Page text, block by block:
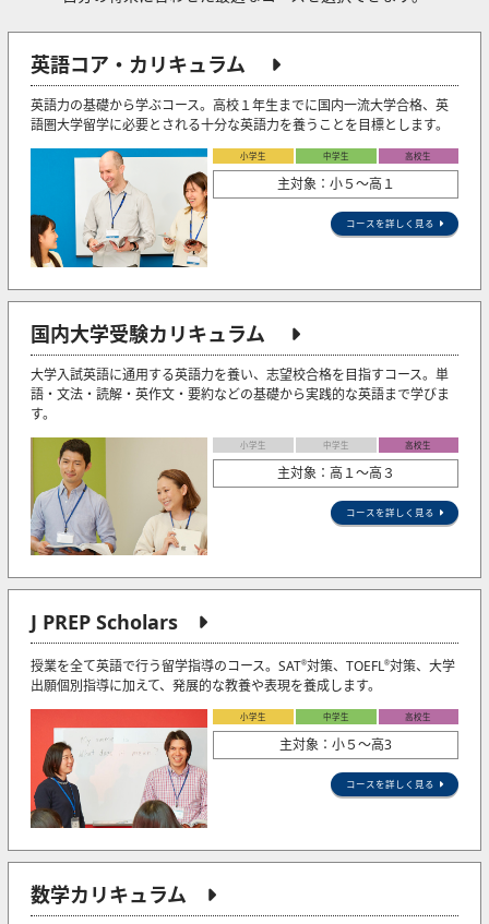
英語コア・カリキュラム
英語力の基礎から学ぶコース。高校１年生までに国内一流大学合格、英
語圏大学留学に必要とされる十分な英語力を養うことを目標とします。
小学生 中学生 高校生
主対象：小５〜高１
コースを詳しく見る
国内大学受験カリキュラム
大学入試英語に通用する英語力を養い、志望校合格を目指すコース。単
語・文法・読解・英作文・要約などの基礎から実践的な英語まで学びま
す。
小学生 中学生 高校生
主対象：高１～高３
コースを詳しく見る
J PREP Scholars
授業を全て英語で行う留学指導のコース。SAT®対策、TOEFL®対策、大学
出願個別指導に加えて、発展的な教養や表現を養成します。
小学生 中学生 高校生
主対象：小５〜高3
コースを詳しく見る
数学カリキュラム